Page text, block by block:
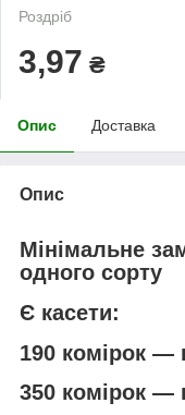
Роздріб
3,97 ₴
Опис Доставка
Опис
Мінімальне
одного сорту
Є касети:
190 комірок —
350 комірок —